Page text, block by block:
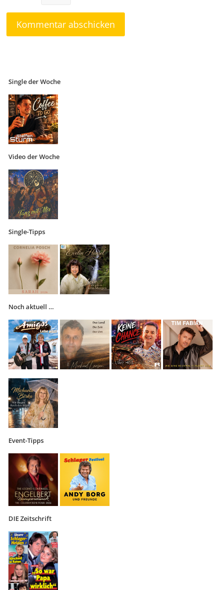
Single der Woche
Video der Woche
Single-Tipps
Noch aktuell …
Event-Tipps
DIE Zeitschrift